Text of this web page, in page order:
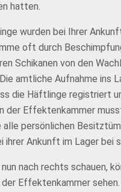
hatten.
wurden bei Ihrer
oft durch
Schikanen von den
amtliche Aufnahme ins
die Häftlinge registriert
der Effektenkammer
alle persönlichen
ihrer Ankunft im Lager bei
nach rechts schauen,
Effektenkammer